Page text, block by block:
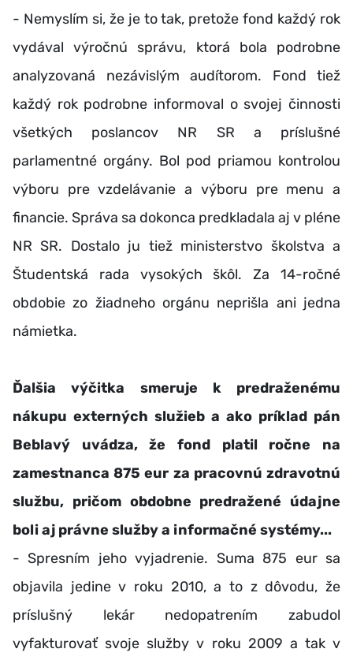
- Nemyslím si, že je to tak, pretože fond každý rok
vydával výročnú správu, ktorá bola podrobne
analyzovaná nezávislým audítorom. Fond tiež
každý rok podrobne informoval o svojej činnosti
všetkých poslancov NR SR a príslušné
parlamentné orgány. Bol pod priamou kontrolou
výboru pre vzdelávanie a výboru pre menu a
financie. Správa sa dokonca predkladala aj v pléne
NR SR. Dostalo ju tiež ministerstvo školstva a
Študentská rada vysokých škôl. Za 14-ročné
obdobie zo žiadneho orgánu neprišla ani jedna
námietka.
Ďalšia výčitka smeruje k predraženému
nákupu externých služieb a ako príklad pán
Beblavý uvádza, že fond platil ročne na
zamestnanca 875 eur za pracovnú zdravotnú
službu, pričom obdobne predražené údajne
boli aj právne služby a informačné systémy...
- Spresním jeho vyjadrenie. Suma 875 eur sa
objavila jedine v roku 2010, a to z dôvodu, že
príslušný lekár nedopatrením zabudol
vyfakturovať svoje služby v roku 2009 a tak v